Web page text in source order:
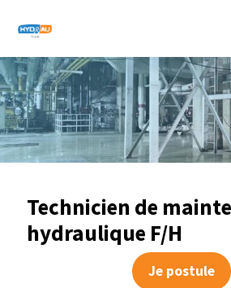
Technicien de
hydraulique F/H
Je postule